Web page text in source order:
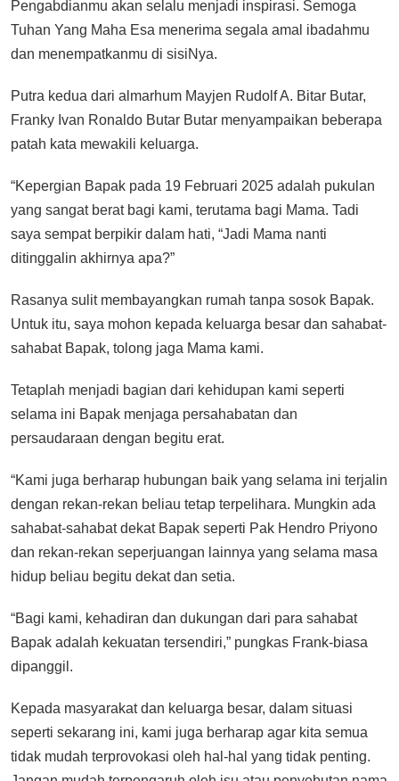
Pengabdianmu akan selalu menjadi inspirasi. Semoga
Tuhan Yang Maha Esa menerima segala amal ibadahmu
dan menempatkanmu di sisiNya.
Putra kedua dari almarhum Mayjen Rudolf A. Bitar Butar,
Franky Ivan Ronaldo Butar Butar menyampaikan beberapa
patah kata mewakili keluarga.
“Kepergian Bapak pada 19 Februari 2025 adalah pukulan
yang sangat berat bagi kami, terutama bagi Mama. Tadi
saya sempat berpikir dalam hati, “Jadi Mama nanti
ditinggalin akhirnya apa?”
Rasanya sulit membayangkan rumah tanpa sosok Bapak.
Untuk itu, saya mohon kepada keluarga besar dan sahabat-
sahabat Bapak, tolong jaga Mama kami.
Tetaplah menjadi bagian dari kehidupan kami seperti
selama ini Bapak menjaga persahabatan dan
persaudaraan dengan begitu erat.
“Kami juga berharap hubungan baik yang selama ini terjalin
dengan rekan-rekan beliau tetap terpelihara. Mungkin ada
sahabat-sahabat dekat Bapak seperti Pak Hendro Priyono
dan rekan-rekan seperjuangan lainnya yang selama masa
hidup beliau begitu dekat dan setia.
“Bagi kami, kehadiran dan dukungan dari para sahabat
Bapak adalah kekuatan tersendiri,” pungkas Frank-biasa
dipanggil.
Kepada masyarakat dan keluarga besar, dalam situasi
seperti sekarang ini, kami juga berharap agar kita semua
tidak mudah terprovokasi oleh hal-hal yang tidak penting.